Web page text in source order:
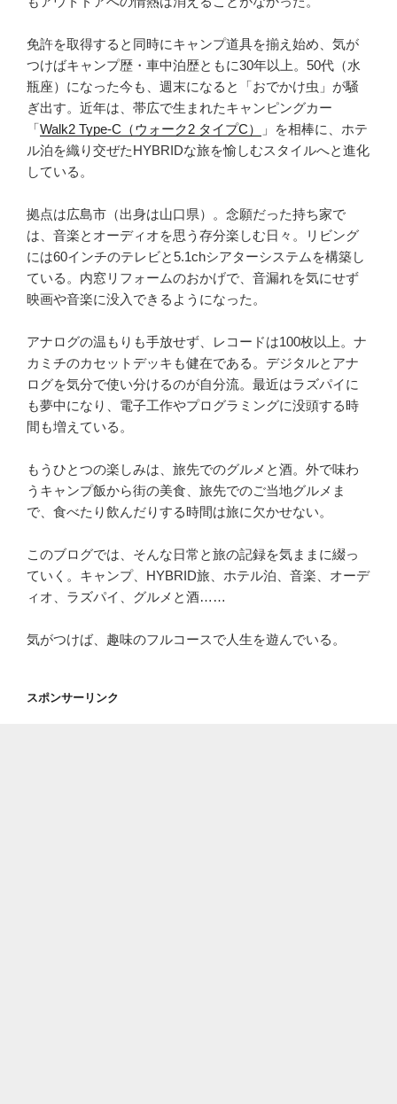
免許を取得すると同時にキャンプ道具を揃え始め、気が
つけばキャンプ歴・車中泊歴ともに30年以上。50代（水
瓶座）になった今も、週末になると「おでかけ虫」が騒
ぎ出す。近年は、帯広で生まれたキャンピングカー
「Walk2 Type‑C（ウォーク2 タイプC）
」を相棒に、ホテ
ル泊を織り交ぜたHYBRIDな旅を愉しむスタイルへと進化
している。
拠点は広島市（出身は山口県）。念願だった持ち家で
は、音楽とオーディオを思う存分楽しむ日々。リビング
には60インチのテレビと5.1chシアターシステムを構築し
ている。内窓リフォームのおかげで、音漏れを気にせず
映画や音楽に没入できるようになった。
アナログの温もりも手放せず、レコードは100枚以上。ナ
カミチのカセットデッキも健在である。デジタルとアナ
ログを気分で使い分けるのが自分流。最近はラズパイに
も夢中になり、電子工作やプログラミングに没頭する時
間も増えている。
もうひとつの楽しみは、旅先でのグルメと酒。外で味わ
うキャンプ飯から街の美食、旅先でのご当地グルメま
で、食べたり飲んだりする時間は旅に欠かせない。
このブログでは、そんな日常と旅の記録を気ままに綴っ
ていく。キャンプ、HYBRID旅、ホテル泊、音楽、オーデ
ィオ、ラズパイ、グルメと酒……
気がつけば、趣味のフルコースで人生を遊んでいる。
スポンサーリンク